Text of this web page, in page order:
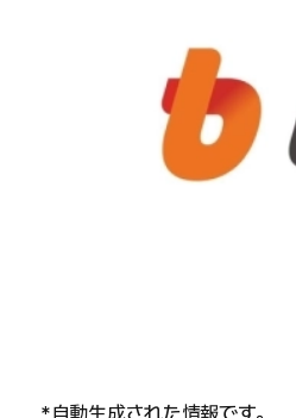
*自動生成された情報です。